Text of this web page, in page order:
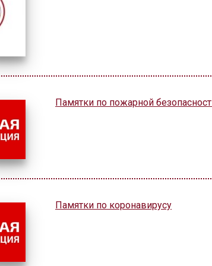
Памятки по пожарной
Памятки по коронавирусу